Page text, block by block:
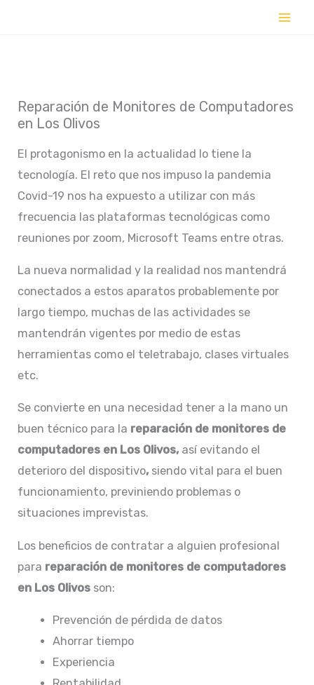
Reparación de Monitores de Computadores
en Los Olivos
El protagonismo en la actualidad lo tiene la
tecnología. El reto que nos impuso la pandemia
Covid-19 nos ha expuesto a utilizar con más
frecuencia las plataformas tecnológicas como
reuniones por zoom, Microsoft Teams entre otras.
La nueva normalidad y la realidad nos mantendrá
conectados a estos aparatos probablemente por
largo tiempo, muchas de las actividades se
mantendrán vigentes por medio de estas
herramientas como el teletrabajo, clases virtuales
etc.
Se convierte en una necesidad tener a la mano un
buen técnico para la reparación de monitores de
computadores en Los Olivos, así evitando el
deterioro del dispositivo, siendo vital para el buen
funcionamiento, previniendo problemas o
situaciones imprevistas.
Los beneficios de contratar a alguien profesional
para reparación de monitores de computadores
en Los Olivos son:
Prevención de pérdida de datos
Ahorrar tiempo
Experiencia